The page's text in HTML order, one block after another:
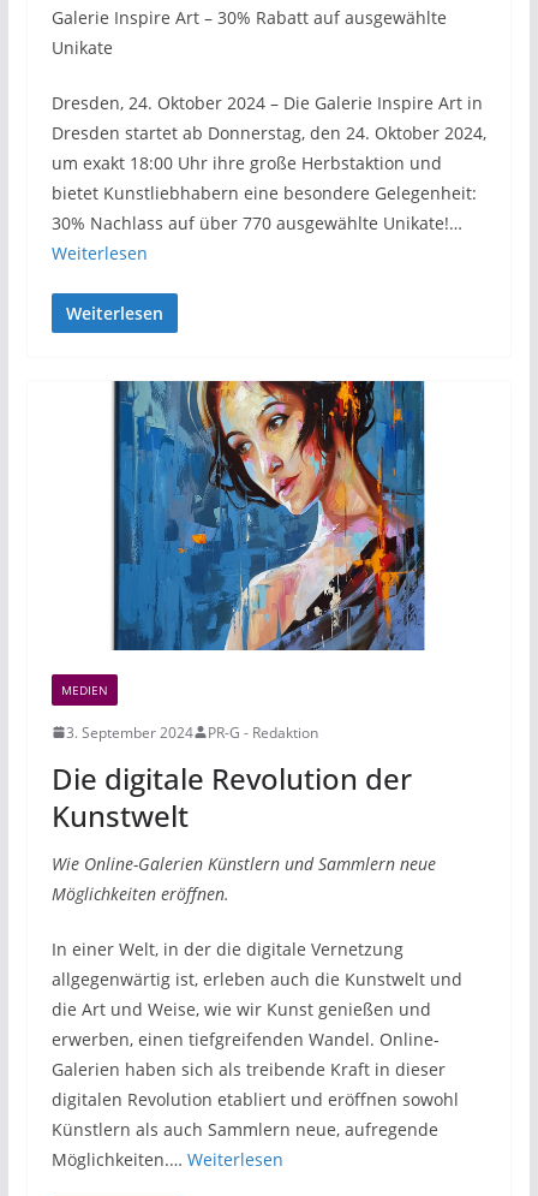
Galerie Inspire Art – 30% Rabatt auf ausgewählte
Unikate
Dresden, 24. Oktober 2024 – Die Galerie Inspire Art in
Dresden startet ab Donnerstag, den 24. Oktober 2024,
um exakt 18:00 Uhr ihre große Herbstaktion und
bietet Kunstliebhabern eine besondere Gelegenheit:
30% Nachlass auf über 770 ausgewählte Unikate!…
Weiterlesen
Weiterlesen
MEDIEN
3. September 2024 PR-G - Redaktion
Die digitale Revolution der
Kunstwelt
Wie Online-Galerien Künstlern und Sammlern neue
Möglichkeiten eröffnen.
In einer Welt, in der die digitale Vernetzung
allgegenwärtig ist, erleben auch die Kunstwelt und
die Art und Weise, wie wir Kunst genießen und
erwerben, einen tiefgreifenden Wandel. Online-
Galerien haben sich als treibende Kraft in dieser
digitalen Revolution etabliert und eröffnen sowohl
Künstlern als auch Sammlern neue, aufregende
Möglichkeiten.… Weiterlesen